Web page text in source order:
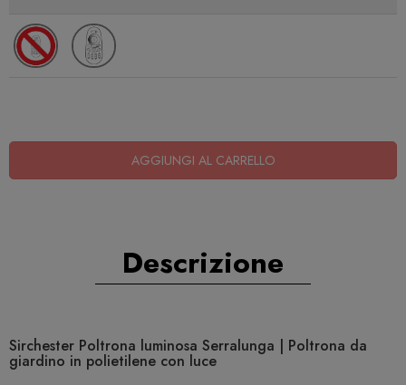
AGGIUNGI AL CARRELLO
Descrizione
Sirchester Poltrona luminosa Serralunga | Poltrona da
giardino in polietilene con luce